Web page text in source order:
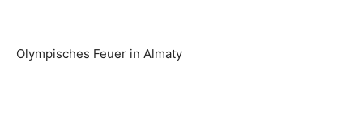
Olympisches Feuer in Almaty